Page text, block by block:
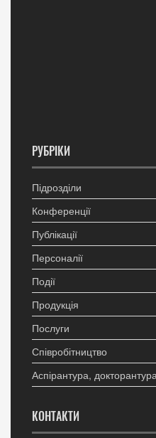
РУБРІКИ
Підрозділи
Конференції
Публікації
Персоналії
Події
Продукція
Послуги
Співробітництво
Аспірантура, докторантура
КОНТАКТИ